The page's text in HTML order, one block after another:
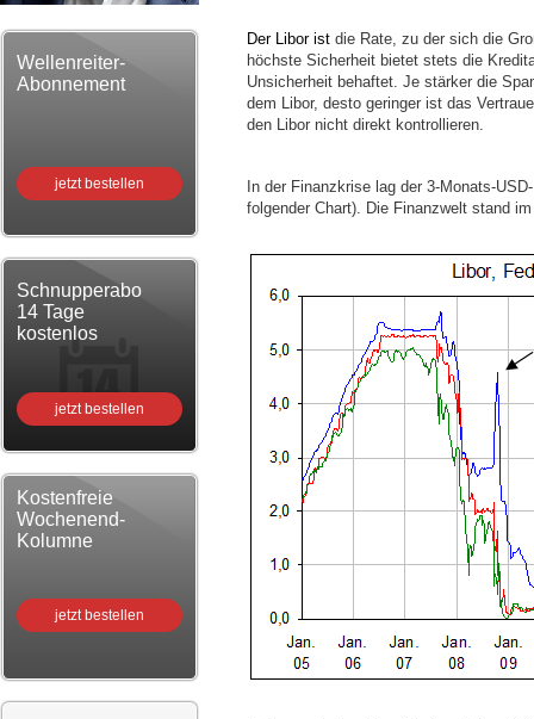
Der Libor ist die Rate, zu der sich die
höchste Sicherheit bietet stets die
Unsicherheit behaftet. Je stärker die
dem Libor, desto geringer ist das
den Libor nicht direkt kontrollieren.
In der Finanzkrise lag der 3-Monats-
folgender Chart). Die Finanzwelt stand
Wellenreiter-
Abonnement
jetzt bestellen
Schnupperabo
14 Tage
kostenlos
jetzt bestellen
Kostenfreie
Wochenend-
Kolumne
jetzt bestellen